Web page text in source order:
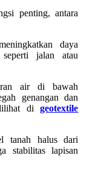
penting, antara
daya
jalan atau
air di bawah
genangan dan
dilihat digeotextile
tanah halus dari
stabilitas lapisan